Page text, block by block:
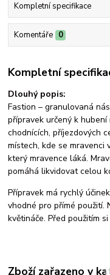
Kompletní specifikace
Komentáře 0
Kompletní
Dlouhý popis:
Fastion – granulovaná
přípravek určený k
chodnících, příjezdových
místech, kde se mravenci
který mravence láká.
pomáhá likvidovat celou
Přípravek má rychlý
vhodné pro přímé použití.
květináče. Před použitím
Zboží zařazeno v